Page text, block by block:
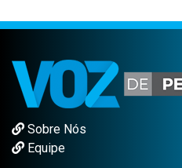
Sobre Nós
Equipe